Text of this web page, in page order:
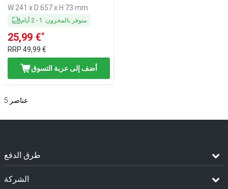
كيلوواط
W 241 x D 657 x H 73 mm
متوفر بالمخزون:
1
-
2 أيام
25,99 €*
RRP 49,99 €
أضف إلى عربة التسوق
5 عناصر
طرق الدفع
الشركة